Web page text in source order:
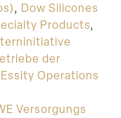
, Dow Silicones
Products,
der
Essity Operations
Versorgungs